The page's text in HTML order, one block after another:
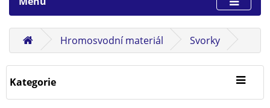
Hromosvodní materiál Svorky
Kategorie